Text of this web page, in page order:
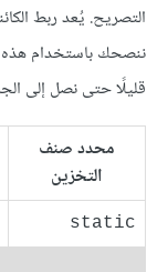
التصريح. يُعد ربط
ننصحك باستخدام هذه
قليلًا حتى نصل إلى
محدد صنف
التخزين
static